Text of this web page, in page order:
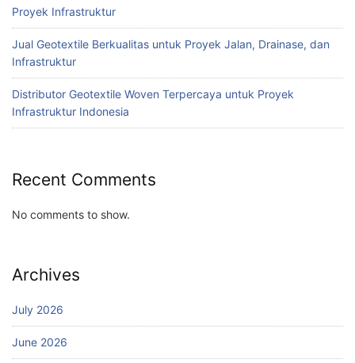
Proyek Infrastruktur
Jual Geotextile Berkualitas untuk Proyek Jalan, Drainase, dan
Infrastruktur
Distributor Geotextile Woven Terpercaya untuk Proyek
Infrastruktur Indonesia
Recent Comments
No comments to show.
Archives
July 2026
June 2026